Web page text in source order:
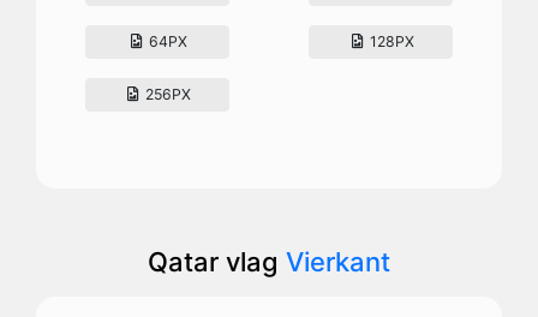
64PX 128PX
256PX
Qatar vlag Vierkant